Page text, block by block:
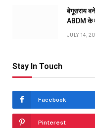
बेगूसराय
ABDM के
JULY 14,
Stay In Touch
Facebook
Pinterest